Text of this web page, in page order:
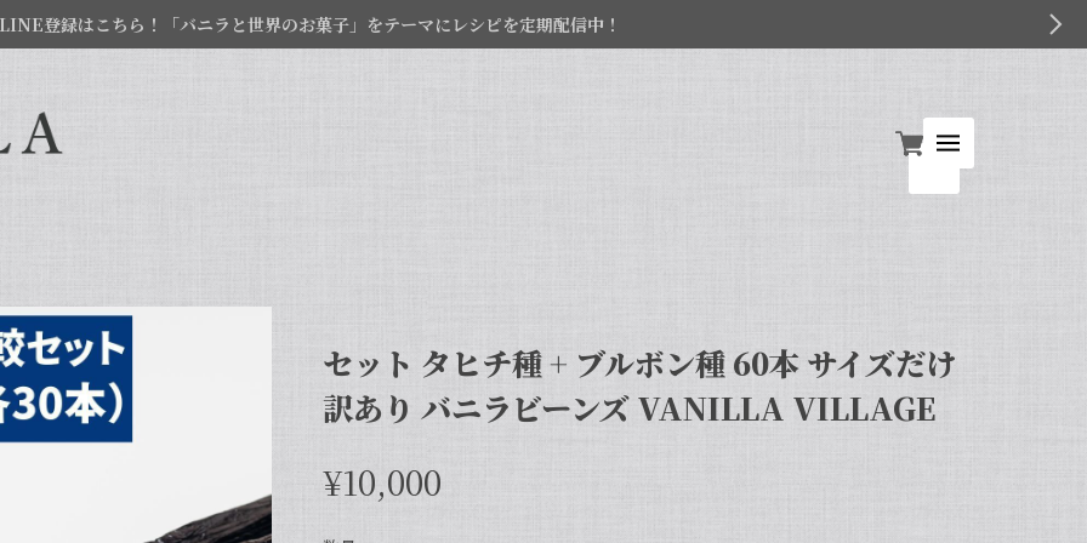
登録はこちら！「バニラと世界のお菓子」をテーマにレシピを定期配信中！
セット タヒチ種 + ブルボン種 60本 サイズだけ
訳あり バニラビーンズ VANILLA VILLAGE
¥10,000